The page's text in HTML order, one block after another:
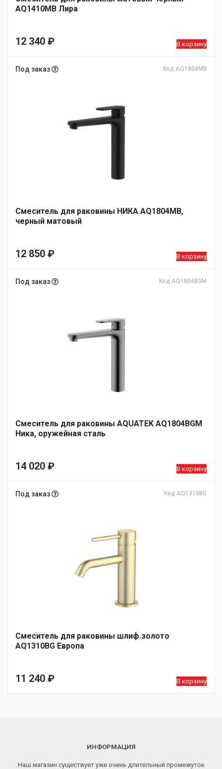
AQ1410MB Лира
12 340 ₽ В корзину
Под заказ Код AQ1804MB
Смеситель для раковины НИКА AQ1804MB,
черный матовый
12 850 ₽ В корзину
Под заказ Код AQ1804BGM
Смеситель для раковины AQUATEK AQ1804BGM
Ника, оружейная сталь
14 020 ₽ В корзину
Под заказ Код AQ1310BG
Смеситель для раковины шлиф.золото
AQ1310BG Европа
11 240 ₽ В корзину
ИНФОРМАЦИЯ
Наш магазин существует уже очень длительный промежуток